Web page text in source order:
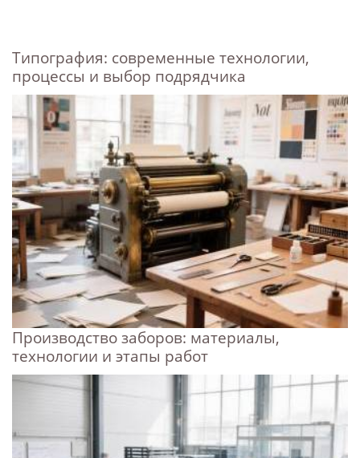
Типография: современные технологии,
процессы и выбор подрядчика
Производство заборов: материалы,
технологии и этапы работ